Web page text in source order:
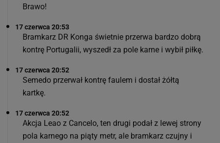
Brawo!
17 czerwca 20:53
Bramkarz DR Konga świetnie przerwa bardzo dobrą
kontrę Portugalii, wyszedł za pole karne i wybił piłkę.
17 czerwca 20:52
Semedo przerwał kontrę faulem i dostał żółtą
kartkę.
17 czerwca 20:52
Akcja Leao z Cancelo, ten drugi podał z lewej strony
pola karnego na piąty metr, ale bramkarz czujny i